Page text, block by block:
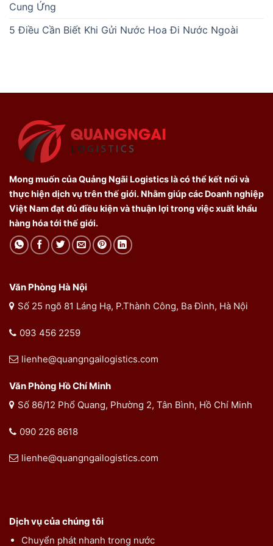
Cung Ứng
5 Điều Cần Biết Khi Gửi Nước Hoa Đi Nước Ngoài
Mong muốn của Quảng Ngãi Logistics là có thể kết nối và
thực hiện dịch vụ trên thế giới. Nhằm giúp các Doanh nghiệp
Việt Nam đạt đủ điều kiện và thuận lợi trong việc xuất khẩu
hàng hóa tới thế giới.
Văn Phòng Hà Nội
Số 25 ngõ 81 Láng Hạ, P.Thành Công, Ba Đình, Hà Nội
093 456 2259
lienhe@quangngailogistics.com
Văn Phòng Hồ Chí Minh
Số 86/12 Phổ Quang, Phường 2, Tân Bình, Hồ Chí Minh
090 226 8618
lienhe@quangngailogistics.com
Dịch vụ của chúng tôi
Chuyển phát nhanh trong nước